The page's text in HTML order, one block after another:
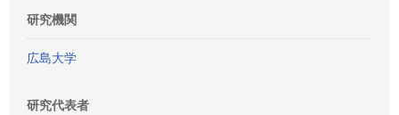
研究機関
広島大学
研究代表者